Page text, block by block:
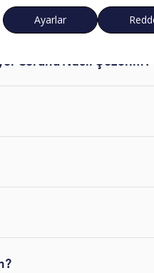
Plus’ı izleyebilir miyim?
Sorunu Nasıl Çözerim?